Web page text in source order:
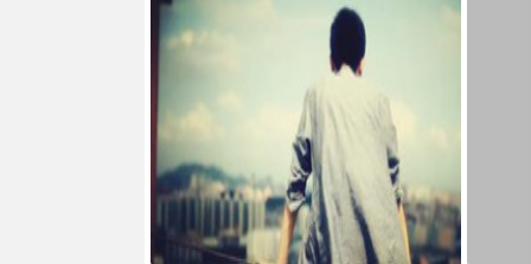
宝塔面板搭建可道云 可访问系统目录方法